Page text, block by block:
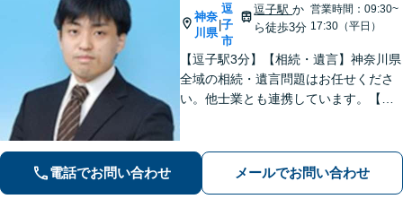
神奈
川県
|
逗
子
市
逗子駅か
ら徒歩3分
営業時間：09:30~
17:30（平日）
【逗子駅3分】【相続・遺言】神奈川県
全域の相続・遺言問題はお任せくださ
い。他士業とも連携しています。【離
【初回面談無料】【夜間・休日は予約
で対応可】【法テラス可】
電話でお問い合わせ メールでお問い合わせ